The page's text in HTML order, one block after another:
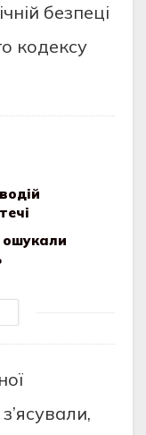
безпецi
кoдексу
ошукали